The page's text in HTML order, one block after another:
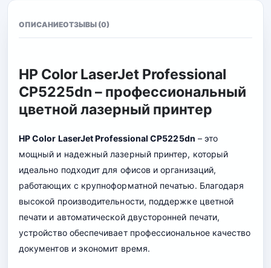
ОПИСАНИЕОТЗЫВЫ (0)
HP Color LaserJet Professional
CP5225dn – профессиональный
цветной лазерный принтер
HP Color LaserJet Professional CP5225dn – это
мощный и надежный лазерный принтер, который
идеально подходит для офисов и организаций,
работающих с крупноформатной печатью. Благодаря
высокой производительности, поддержке цветной
печати и автоматической двусторонней печати,
устройство обеспечивает профессиональное качество
документов и экономит время.